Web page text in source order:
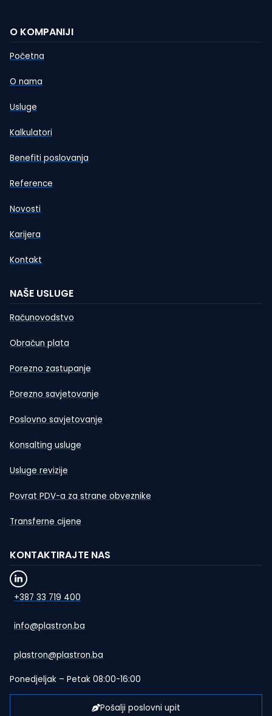
O KOMPANIJI
Početna
O nama
Usluge
Kalkulatori
Benefiti poslovanja
Reference
Novosti
Karijera
Kontakt
NAŠE USLUGE
Računovodstvo
Obračun plata
Porezno zastupanje
Porezno savjetovanje
Poslovno savjetovanje
Konsalting usluge
Usluge revizije
Povrat PDV-a za strane obveznike
Transferne cijene
KONTAKTIRAJTE NAS
+387 33 719 400
info@plastron.ba
plastron@plastron.ba
Ponedjeljak – Petak 08:00-16:00
Pošalji poslovni upit